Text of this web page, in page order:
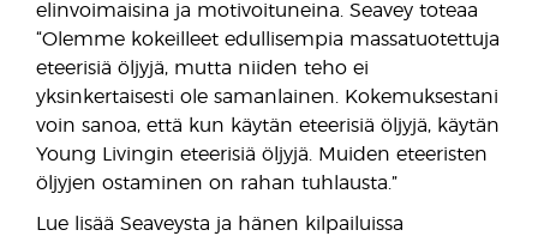
elinvoimaisina ja motivoituneina. Seavey toteaa
“Olemme kokeilleet edullisempia massatuotettuja
eteerisiä öljyjä, mutta niiden teho ei
yksinkertaisesti ole samanlainen. Kokemuksestani
voin sanoa, että kun käytän eteerisiä öljyjä, käytän
Young Livingin eteerisiä öljyjä. Muiden eteeristen
öljyjen ostaminen on rahan tuhlausta.”
Lue lisää Seaveysta ja hänen kilpailuissa